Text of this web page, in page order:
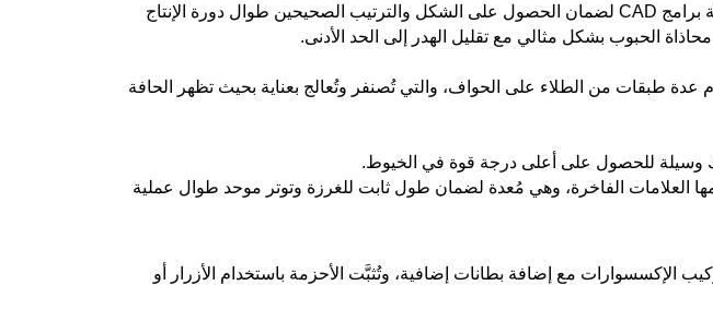
لقطع وت shaping الجلد، يستخدم المصممون غالبًا قوالب أو أنماط تم إنشاؤها بواسطة برامج CAD لضمان الحصول على الشكل والترتيب الصحيحين طوال دورة الإنتاج
الحبوب بشكل مثالي مع تقليل الهدر إلى الحد الأدنى.
طبقات من الطلاء على الحواف، والتي تُصنفر وتُعالج بعناية بحيث تظهر الحافة
وسيلة للحصول على أعلى درجة قوة في الخيوط.
العلامات الفاخرة، وهي مُعدة لضمان طول ثابت للغرزة وتوتر موحد طوال عملية
الإكسسوارات مع إضافة بطانات إضافية، وتُثبَّت الأحزمة باستخدام الأزرار أو